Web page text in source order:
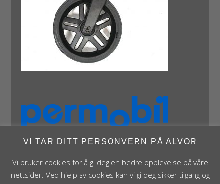
VI TAR DITT PERSONVERN PÅ ALVOR
Vi bruker cookies for å gi deg en bedre opplevelse på våre
nettsider. Ved hjelp av cookies kan vi gi deg sikker tilgang og